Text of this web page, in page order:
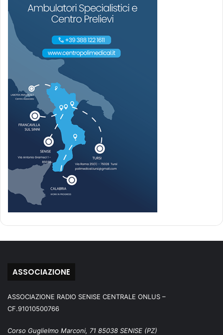
ASSOCIAZIONE
ASSOCIAZIONE RADIO SENISE CENTRALE ONLUS –
CF.91010500766
Corso Guglielmo Marconi, 71 85038 SENISE (PZ)